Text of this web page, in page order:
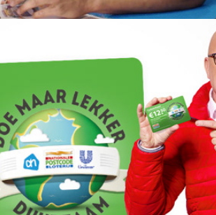
Albert Heijn | Lekker duurzaam 2018